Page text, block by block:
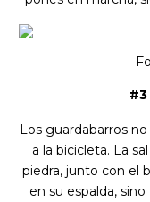
#3
Los guardabarros
a la bicicleta. La
piedra, junto con el
en su espalda,